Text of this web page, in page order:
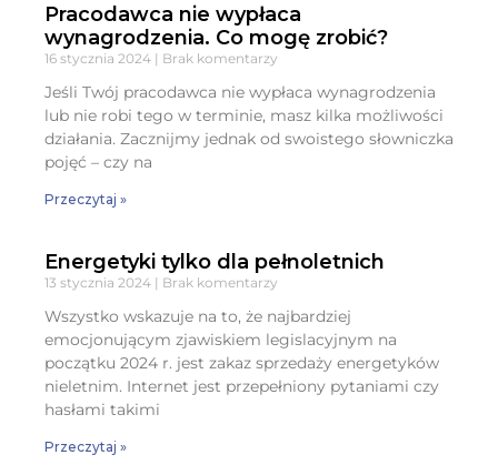
Pracodawca nie wypłaca
wynagrodzenia. Co mogę zrobić?
16 stycznia 2024 Brak komentarzy
Jeśli Twój pracodawca nie wypłaca wynagrodzenia
lub nie robi tego w terminie, masz kilka możliwości
działania. Zacznijmy jednak od swoistego słowniczka
pojęć – czy na
Przeczytaj »
Energetyki tylko dla pełnoletnich
13 stycznia 2024 Brak komentarzy
Wszystko wskazuje na to, że najbardziej
emocjonującym zjawiskiem legislacyjnym na
początku 2024 r. jest zakaz sprzedaży energetyków
nieletnim. Internet jest przepełniony pytaniami czy
hasłami takimi
Przeczytaj »